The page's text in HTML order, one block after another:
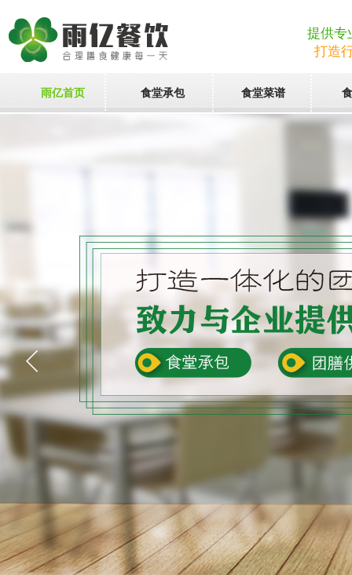
提供专
打造
雨亿首页 食堂承包 食堂菜谱